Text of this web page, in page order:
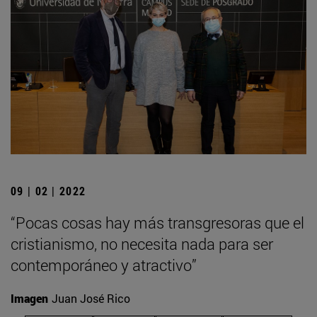
09 | 02 | 2022
“Pocas cosas hay más transgresoras que el
cristianismo, no necesita nada para ser
contemporáneo y atractivo”
Imagen Juan José Rico